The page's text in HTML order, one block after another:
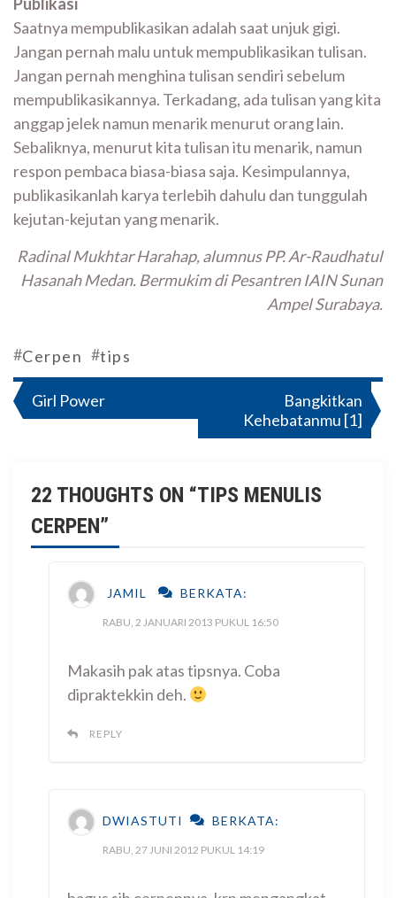
Saatnya mempublikasikan adalah saat unjuk gigi.
Jangan pernah malu untuk mempublikasikan tulisan.
Jangan pernah menghina tulisan sendiri sebelum
mempublikasikannya. Terkadang, ada tulisan yang kita
anggap jelek namun menarik menurut orang lain.
Sebaliknya, menurut kita tulisan itu menarik, namun
respon pembaca biasa-biasa saja. Kesimpulannya,
publikasikanlah karya terlebih dahulu dan tunggulah
kejutan-kejutan yang menarik.
Radinal Mukhtar Harahap, alumnus PP. Ar-Raudhatul
Hasanah Medan. Bermukim di Pesantren IAIN Sunan
Ampel Surabaya.
#Cerpen #tips
Navigasi
pos
Girl Power
Bangkitkan
Kehebatanmu [1]
22 THOUGHTS ON “TIPS MENULIS
CERPEN”
JAMIL BERKATA:
RABU, 2 JANUARI 2013 PUKUL 16:50
Makasih pak atas tipsnya. Coba
dipraktekkin deh.
REPLY
DWIASTUTI BERKATA:
RABU, 27 JUNI 2012 PUKUL 14:19